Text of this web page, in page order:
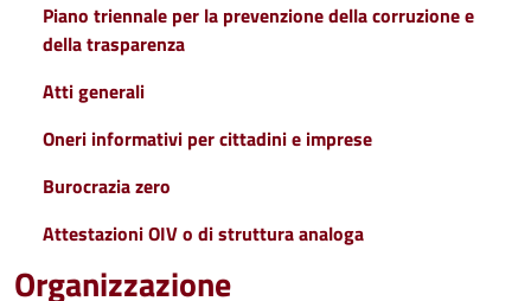
Piano triennale per la prevenzione della corruzione e
della trasparenza
Atti generali
Oneri informativi per cittadini e imprese
Burocrazia zero
Attestazioni OIV o di struttura analoga
Organizzazione